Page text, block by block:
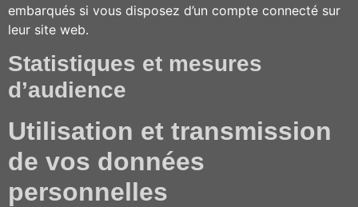
embarqués si vous disposez d’un compte connecté sur
leur site web.
Statistiques et mesures
d’audience
Utilisation et transmission
de vos données
personnelles